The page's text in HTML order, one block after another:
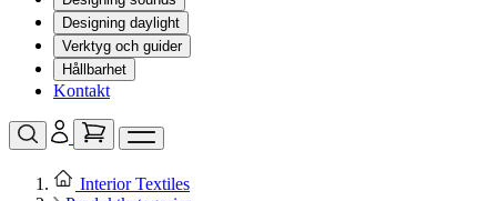
Designing daylight
Verktyg och guider
Hållbarhet
Kontakt
Interior Textiles